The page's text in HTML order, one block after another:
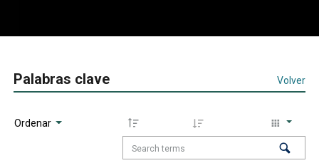
Palabras clave Volver
Ordenar